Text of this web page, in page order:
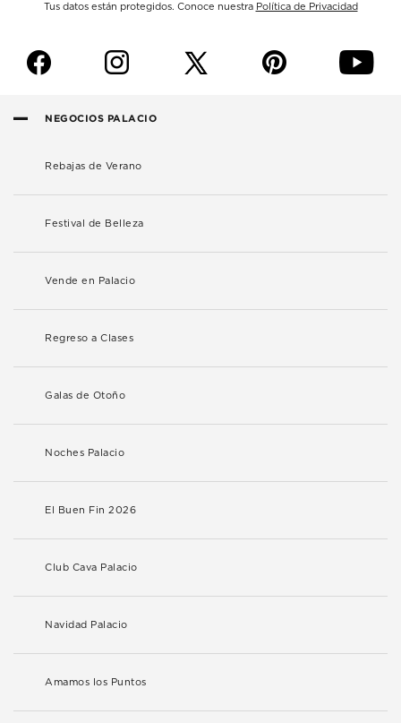
Tus datos están protegidos. Conoce nuestra Política de Privacidad
f i p y
NEGOCIOS PALACIO
Rebajas de Verano
Festival de Belleza
Vende en Palacio
Regreso a Clases
Galas de Otoño
Noches Palacio
El Buen Fin 2026
Club Cava Palacio
Navidad Palacio
Amamos los Puntos